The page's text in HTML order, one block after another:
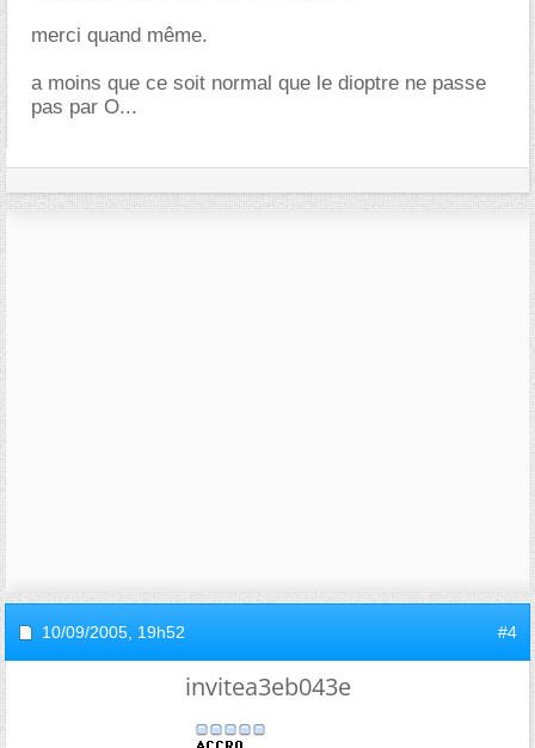
merci quand même.
a moins que ce soit normal que le dioptre ne passe
pas par O...
10/09/2005, 19h52 #4
invitea3eb043e